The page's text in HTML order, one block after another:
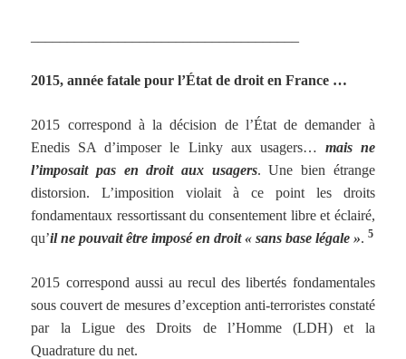
2015, année fatale pour l’État de droit en France …
2015 correspond à la décision de l’État de demander à
Enedis SA d’imposer le Linky aux usagers… mais ne
l’imposait pas en droit aux usagers. Une bien étrange
distorsion. L’imposition violait à ce point les droits
fondamentaux ressortissant du consentement libre et éclairé,
qu’il ne pouvait être imposé en droit « sans base légale ».5
2015 correspond aussi au recul des libertés fondamentales
sous couvert de mesures d’exception anti-terroristes constaté
par la Ligue des Droits de l’Homme (LDH) et la
Quadrature du net.